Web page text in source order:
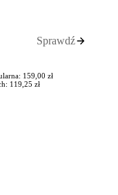
Sprawdź
159,00 zł
119,25 zł